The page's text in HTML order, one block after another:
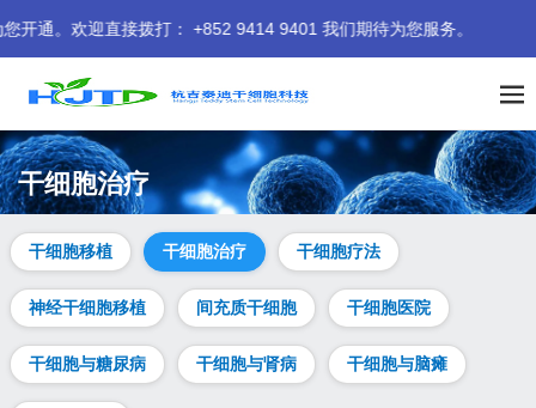
迎直接拨打： +852 9414 9401 我们期待为您服务。
干细胞治疗
干细胞移植 干细胞治疗 干细胞疗法
神经干细胞移植 间充质干细胞 干细胞医院
干细胞与糖尿病 干细胞与肾病 干细胞与脑瘫